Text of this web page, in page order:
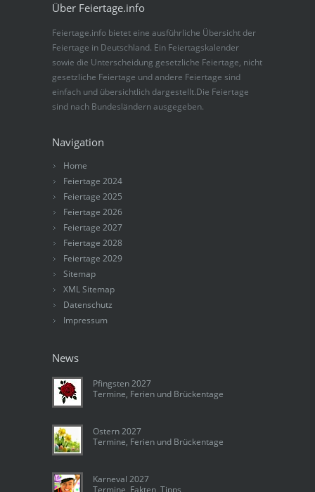
Über Feiertage.info
Feiertage.info bietet eine ausführliche Übersicht der
Feiertage in Deutschland. Ein Feiertagskalender
sowie die Unterscheidung gesetzliche Feiertage, nicht
gesetzliche Feiertage und andere Feiertage sind
einfach und übersichtlich dargestellt.Die Feiertage
sind nach Bundesländern ausgegeben.
Navigation
Home
Feiertage 2024
Feiertage 2025
Feiertage 2026
Feiertage 2027
Feiertage 2028
Feiertage 2029
Sitemap
XML Sitemap
Datenschutz
Impressum
News
Pfingsten 2027
Termine, Ferien und Brückentage
Ostern 2027
Termine, Ferien und Brückentage
Karneval 2027
Termine, Fakten, Tipps